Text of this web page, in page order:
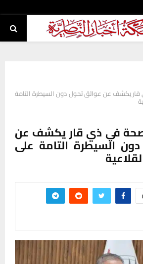
يكشف عن عوائق تحول دون السيطرة التامة
في ذي قار يكشف عن
السيطرة التامة على